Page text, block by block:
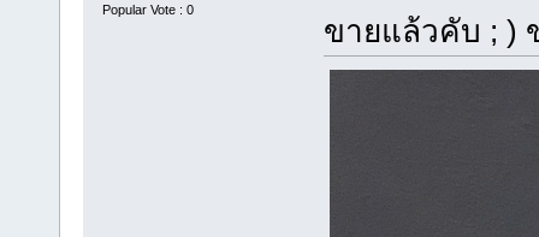
Popular Vote : 0
ขายแล้วคับ ; )